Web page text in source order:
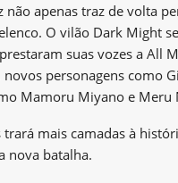
não apenas traz de volta
O vilão Dark Might
suas vozes a All
personagens como
Mamoru Miyano e Meru
mais camadas à
nova batalha.